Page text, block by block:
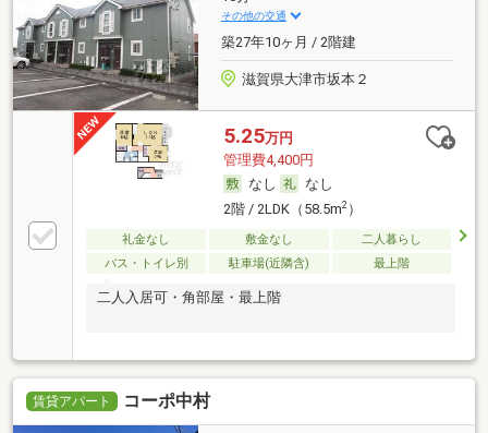
その他の交通
築27年10ヶ月 / 2階建
滋賀県大津市坂本２
5.25万円
管理費4,400円
なし
なし
2階 / 2LDK（58.5m2）
礼金なし 敷金なし
二人暮らし
バス・トイレ別
駐車場(近隣含) 最上階
二人入居可・角部屋・最上階
賃貸アパート コーポ中村